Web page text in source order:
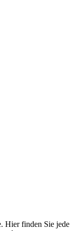
Hier finden Sie